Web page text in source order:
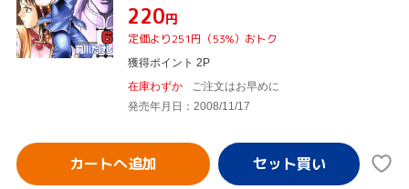
¥220円
定価より251円（53%）おトク
獲得ポイント 2P
在庫わずか
ご注文はお早めに
発売年月日：2008/11/17
カートへ追加